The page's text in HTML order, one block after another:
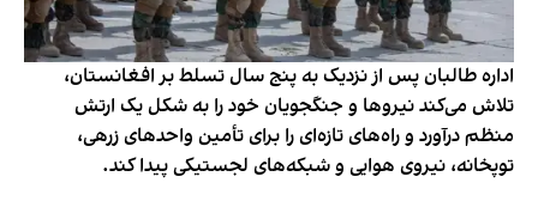
اداره طالبان پس از نزدیک به پنج سال تسلط بر افغانستان،
تلاش می‌کند نیروها و جنگجویان خود را به شکل یک ارتش
منظم درآورد و راه‌های تازه‌ای را برای تأمین واحدهای زرهی،
توپخانه، نیروی هوایی و شبکه‌های لجستیکی پیدا کند.